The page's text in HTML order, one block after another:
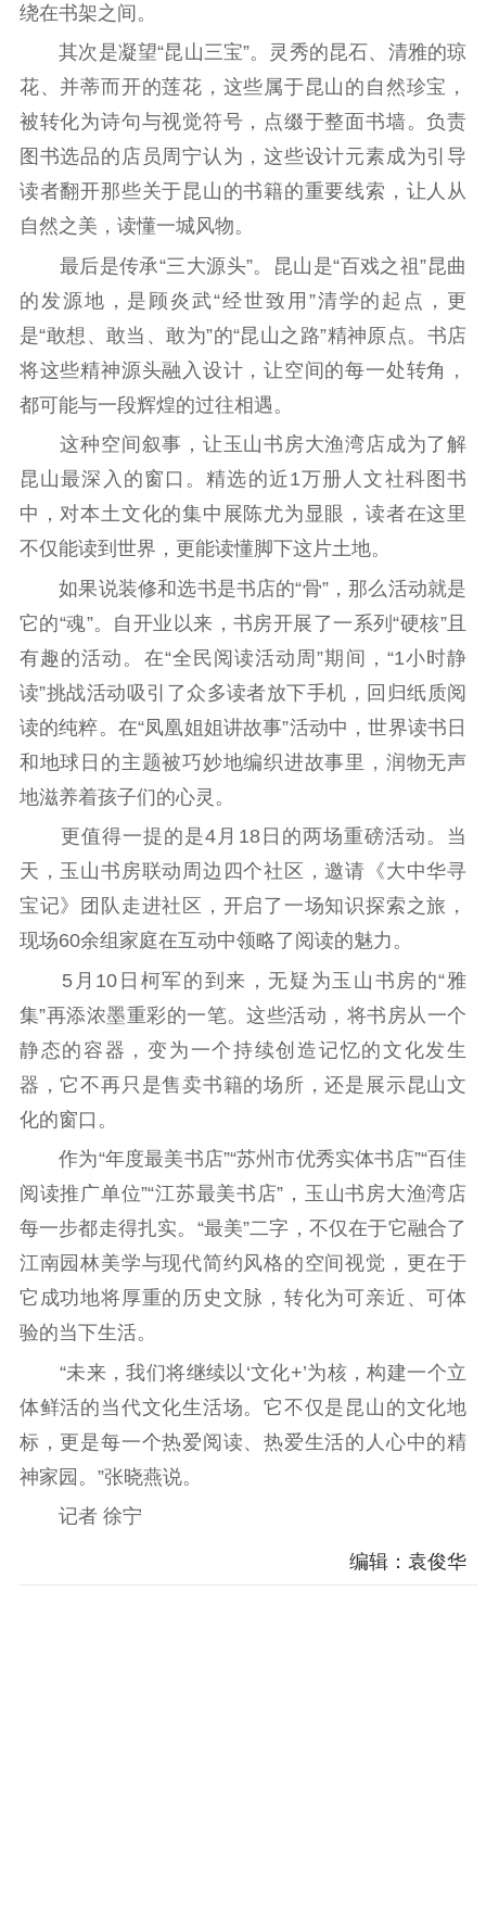
新时代公民素养
提升资源库
政务服务
登记服务
科研创新
服务管理平台
智库服务
管理平台
文艺创作
服务管理
文化产业
统计分析
数字出版
审读服务
新闻发布工作备
案管理系统
电影
服务
理论宣讲
共建共享平台
责任编辑注册
业务申报系统
绕在书架之间。
其次是凝望“昆山三宝”。灵秀的昆石、清雅的琼
花、并蒂而开的莲花，这些属于昆山的自然珍宝，
被转化为诗句与视觉符号，点缀于整面书墙。负责
图书选品的店员周宁认为，这些设计元素成为引导
读者翻开那些关于昆山的书籍的重要线索，让人从
自然之美，读懂一城风物。
最后是传承“三大源头”。昆山是“百戏之祖”昆曲
的发源地，是顾炎武“经世致用”清学的起点，更
是“敢想、敢当、敢为”的“昆山之路”精神原点。书店
将这些精神源头融入设计，让空间的每一处转角，
都可能与一段辉煌的过往相遇。
这种空间叙事，让玉山书房大渔湾店成为了解
昆山最深入的窗口。精选的近1万册人文社科图书
中，对本土文化的集中展陈尤为显眼，读者在这里
不仅能读到世界，更能读懂脚下这片土地。
如果说装修和选书是书店的“骨”，那么活动就是
它的“魂”。自开业以来，书房开展了一系列“硬核”且
有趣的活动。在“全民阅读活动周”期间，“1小时静
读”挑战活动吸引了众多读者放下手机，回归纸质阅
读的纯粹。在“凤凰姐姐讲故事”活动中，世界读书日
和地球日的主题被巧妙地编织进故事里，润物无声
地滋养着孩子们的心灵。
更值得一提的是4月18日的两场重磅活动。当
天，玉山书房联动周边四个社区，邀请《大中华寻
宝记》团队走进社区，开启了一场知识探索之旅，
现场60余组家庭在互动中领略了阅读的魅力。
5月10日柯军的到来，无疑为玉山书房的“雅
集”再添浓墨重彩的一笔。这些活动，将书房从一个
静态的容器，变为一个持续创造记忆的文化发生
器，它不再只是售卖书籍的场所，还是展示昆山文
化的窗口。
作为“年度最美书店”“苏州市优秀实体书店”“百佳
阅读推广单位”“江苏最美书店”，玉山书房大渔湾店
每一步都走得扎实。“最美”二字，不仅在于它融合了
江南园林美学与现代简约风格的空间视觉，更在于
它成功地将厚重的历史文脉，转化为可亲近、可体
验的当下生活。
“未来，我们将继续以‘文化+’为核，构建一个立
体鲜活的当代文化生活场。它不仅是昆山的文化地
标，更是每一个热爱阅读、热爱生活的人心中的精
神家园。”张晓燕说。
记者 徐宁
编辑：袁俊华